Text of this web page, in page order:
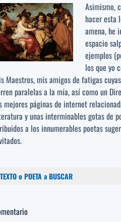
Asimismo,
hacer esta
amena, he
espacio
ejemplos
los que yo
Maestros, mis amigos de fatigas
paralelas a la mía, así como un
mejores páginas de internet
y unas interminables gotas de
a los innumerables poetas